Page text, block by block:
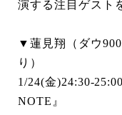
演する注目ゲスト
▼蓮見翔（ダウ
り）
1/24(金)24:30-
NOTE』